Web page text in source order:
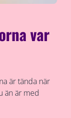
var
är tända när
än är med